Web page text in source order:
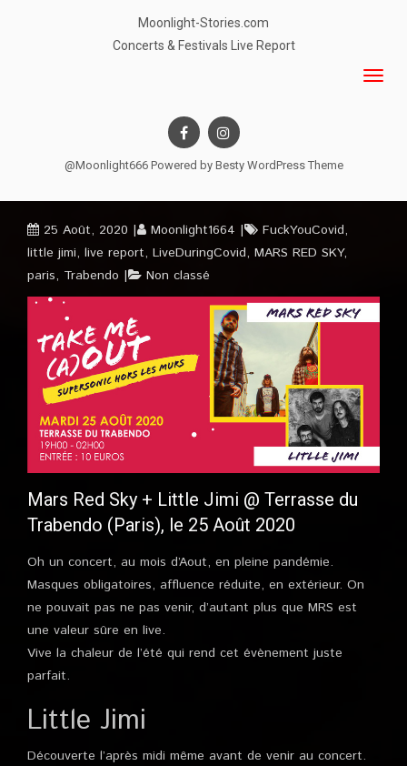
Moonlight-Stories.com
Concerts & Festivals Live Report
@Moonlight666 Powered by Besty WordPress Theme
25 Août, 2020 Moonlight1664 FuckYouCovid,
little jimi, live report, LiveDuringCovid, MARS RED SKY,
paris, Trabendo Non classé
Mars Red Sky + Little Jimi @ Terrasse du
Trabendo (Paris), le 25 Août 2020
Oh un concert, au mois d’Aout, en pleine pandémie.
Masques obligatoires, affluence réduite, en extérieur. On
ne pouvait pas ne pas venir, d’autant plus que MRS est
une valeur sûre en live.
Vive la chaleur de l’été qui rend cet évènement juste
parfait.
Little Jimi
Découverte l’après midi même avant de venir au concert.